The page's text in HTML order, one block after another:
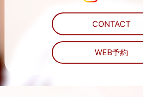
CONTACT
WEB予約